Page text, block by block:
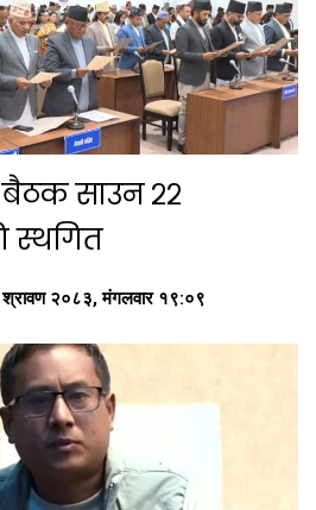
बैठक साउन २२
स्थगित
२०८३, मंगलवार १९:०९